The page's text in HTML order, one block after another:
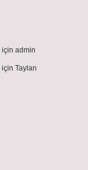
için admin
için Taylan